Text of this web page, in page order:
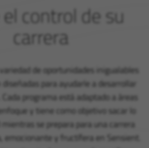
control de su
carrera
de oportunidades inigualables
diseñadas para ayudarle a desarrollar
programa está adaptado a áreas
y tiene como objetivo sacar lo
se prepara para una carrera
emocionante y fructífera en Sensient.